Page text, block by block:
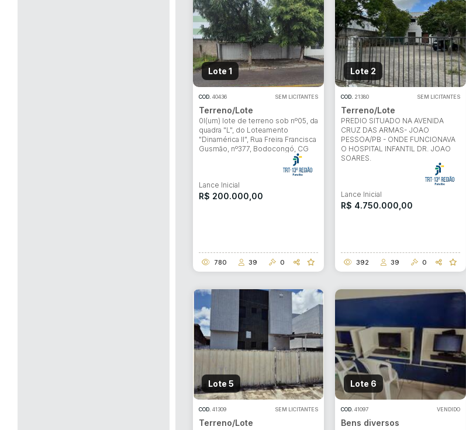
Habilite-se para efetuar lances ou propostas
Lote 1
COD. 40436 SEM LICITANTES
Terreno/Lote
0l(um) lote de terreno sob nº05, da
quadra "L", do Loteamento
"Dinamérica II", Rua Freira Francisca
Gusmão, nº377, Bodocongó, CG
Lance Inicial
R$ 200.000,00
780 39 0
Lote 2
COD. 21380 SEM LICITANTES
Terreno/Lote
PREDIO SITUADO NA AVENIDA
CRUZ DAS ARMAS- JOAO
PESSOA/PB - ONDE FUNCIONAVA
O HOSPITAL INFANTIL DR. JOAO
SOARES.
Lance Inicial
R$ 4.750.000,00
392 39 0
Lote 5
COD. 41309 SEM LICITANTES
Terreno/Lote
Lote 6
COD. 41097 VENDIDO
Bens diversos